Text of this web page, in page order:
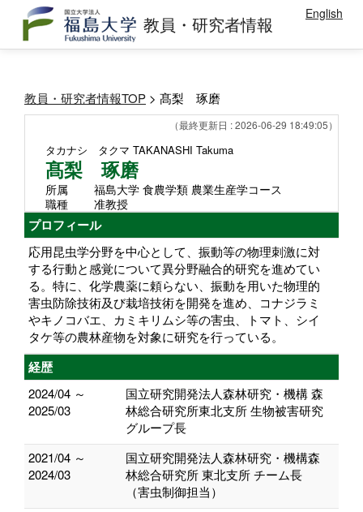
教員・研究者情報 English
教員・研究者情報TOP > 髙梨 琢磨
（最終更新日 : 2026-06-29 18:49:05）
タカナシ タクマ TAKANASHI Takuma
髙梨 琢磨
所属
福島大学 食農学類 農業生産学コース
職種
准教授
プロフィール
応用昆虫学分野を中心として、振動等の物理刺激に対
する行動と感覚について異分野融合的研究を進めてい
る。特に、化学農薬に頼らない、振動を用いた物理的
害虫防除技術及び栽培技術を開発を進め、コナジラミ
やキノコバエ、カミキリムシ等の害虫、トマト、シイ
タケ等の農林産物を対象に研究を行っている。
経歴
2024/04 ～
2025/03
国立研究開発法人森林研究・機構 森
林総合研究所東北支所 生物被害研究
グループ長
2021/04 ～
2024/03
国立研究開発法人森林研究・機構森
林総合研究所 東北支所 チーム長
（害虫制御担当）